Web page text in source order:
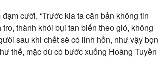
cười, “Trước kia ta căn bản không tin
thành khói bụi tan biến theo gió, không
sau khi chết sẽ có linh hồn, như vậy bọn
thế, mặc dù có bước xuống Hoàng Tuyền